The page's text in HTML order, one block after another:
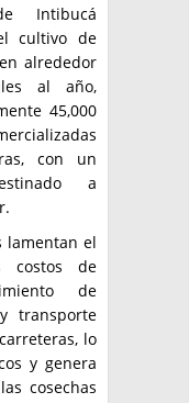
Intibucá
cultivo de
alrededor
al año,
45,000
con un
a
lamentan el
costos de
de
transporte
lo
y genera
cosechas